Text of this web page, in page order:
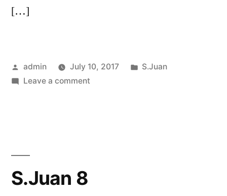
[…]
Posted
by
admin July 10, 2017
Posted
S.Juan
Leave a commenton
S.Juan 8